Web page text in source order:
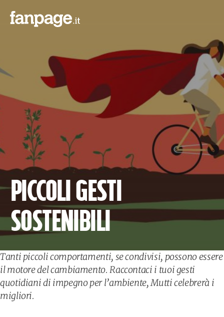
Piccoli gesti
sostenibili
Tanti piccoli comportamenti, se condivisi, possono essere
il motore del cambiamento. Raccontaci i tuoi gesti
quotidiani di impegno per l’ambiente, Mutti celebrerà i
migliori.